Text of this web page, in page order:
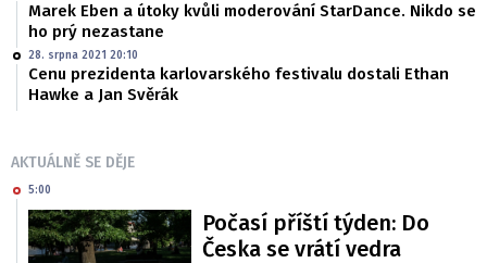
Marek Eben a útoky kvůli moderování StarDance. Nikdo se
ho prý nezastane
28. srpna 2021 20:10
Cenu prezidenta karlovarského festivalu dostali Ethan
Hawke a Jan Svěrák
AKTUÁLNĚ SE DĚJE
5:00
Počasí příští týden: Do
Česka se vrátí vedra